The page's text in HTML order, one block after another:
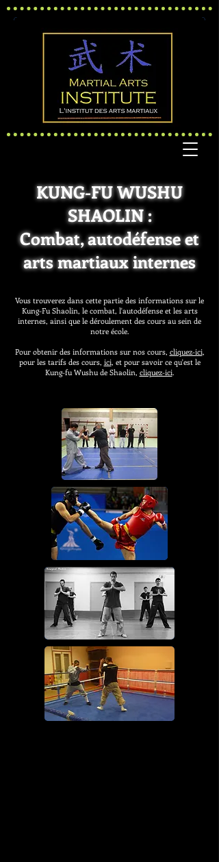
KUNG-FU WUSHU
SHAOLIN :
Combat, autodéfense et
arts martiaux internes
Vous trouverez dans cette partie des informations sur le
Kung-Fu Shaolin, le combat, l'autodéfense et les arts
internes, ainsi que le déroulement des cours au sein de
notre école.
Pour obtenir des informations sur nos cours, cliquez-ici,
pour les tarifs des cours, ici, et pour savoir ce qu'est le
Kung-fu Wushu de Shaolin, cliquez-ici.